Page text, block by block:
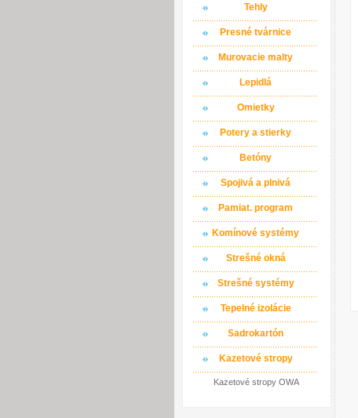
Tehly
Presné tvárnice
Murovacie malty
Lepidlá
Omietky
Potery a stierky
Betóny
Spojivá a plnivá
Pamiat. program
Komínové systémy
Strešné okná
Strešné systémy
Tepelné izolácie
Sadrokartón
Kazetové stropy
Kazetové stropy OWA